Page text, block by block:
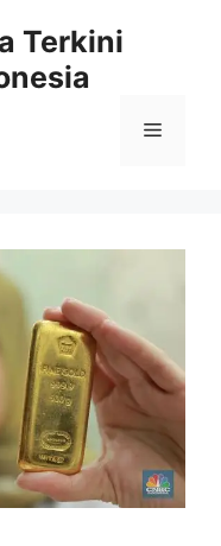
Terkini
Menu